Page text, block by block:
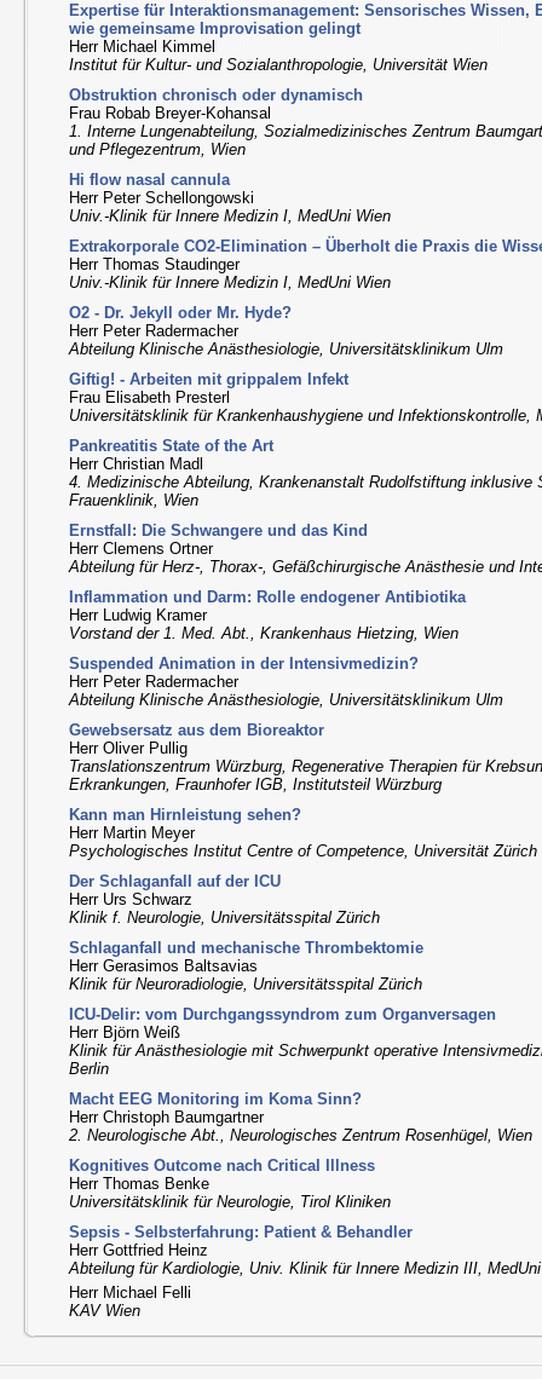
Expertise für Interaktionsmanagement: Sensorisches
wie gemeinsame Improvisation gelingt
Herr Michael Kimmel
Institut für Kultur- und Sozialanthropologie, Universität Wien
Obstruktion chronisch oder dynamisch
Frau Robab Breyer-Kohansal
1. Interne Lungenabteilung, Sozialmedizinisches Zentrum
und Pflegezentrum, Wien
Hi flow nasal cannula
Herr Peter Schellongowski
Univ.-Klinik für Innere Medizin I, MedUni Wien
Extrakorporale CO2-Elimination – Überholt die Praxis die
Herr Thomas Staudinger
Univ.-Klinik für Innere Medizin I, MedUni Wien
O2 - Dr. Jekyll oder Mr. Hyde?
Herr Peter Radermacher
Abteilung Klinische Anästhesiologie, Universitätsklinikum Ulm
Giftig! - Arbeiten mit grippalem Infekt
Frau Elisabeth Presterl
Universitätsklinik für Krankenhaushygiene und Infektionskontrolle,
Pankreatitis State of the Art
Herr Christian Madl
4. Medizinische Abteilung, Krankenanstalt Rudolfstiftung inklusive
Frauenklinik, Wien
Ernstfall: Die Schwangere und das Kind
Herr Clemens Ortner
Abteilung für Herz-, Thorax-, Gefäßchirurgische Anästhesie und
Inflammation und Darm: Rolle endogener Antibiotika
Herr Ludwig Kramer
Vorstand der 1. Med. Abt., Krankenhaus Hietzing, Wien
Suspended Animation in der Intensivmedizin?
Herr Peter Radermacher
Abteilung Klinische Anästhesiologie, Universitätsklinikum Ulm
Gewebsersatz aus dem Bioreaktor
Herr Oliver Pullig
Translationszentrum Würzburg, Regenerative Therapien für
Erkrankungen, Fraunhofer IGB, Institutsteil Würzburg
Kann man Hirnleistung sehen?
Herr Martin Meyer
Psychologisches Institut Centre of Competence, Universität Zürich
Der Schlaganfall auf der ICU
Herr Urs Schwarz
Klinik f. Neurologie, Universitätsspital Zürich
Schlaganfall und mechanische Thrombektomie
Herr Gerasimos Baltsavias
Klinik für Neuroradiologie, Universitätsspital Zürich
ICU-Delir: vom Durchgangssyndrom zum Organversagen
Herr Björn Weiß
Klinik für Anästhesiologie mit Schwerpunkt operative
Berlin
Macht EEG Monitoring im Koma Sinn?
Herr Christoph Baumgartner
2. Neurologische Abt., Neurologisches Zentrum Rosenhügel, Wien
Kognitives Outcome nach Critical Illness
Herr Thomas Benke
Universitätsklinik für Neurologie, Tirol Kliniken
Sepsis - Selbsterfahrung: Patient & Behandler
Herr Gottfried Heinz
Abteilung für Kardiologie, Univ. Klinik für Innere Medizin III,
Herr Michael Felli
KAV Wien